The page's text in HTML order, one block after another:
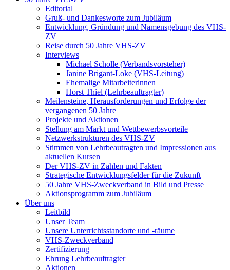
Editorial
Gruß- und Dankesworte zum Jubiläum
Entwicklung, Gründung und Namensgebung des VHS-
ZV
Reise durch 50 Jahre VHS-ZV
Interviews
Michael Scholle (Verbandsvorsteher)
Janine Brigant-Loke (VHS-Leitung)
Ehemalige Mitarbeiterinnen
Horst Thiel (Lehrbeauftragter)
Meilensteine, Herausforderungen und Erfolge der
vergangenen 50 Jahre
Projekte und Aktionen
Stellung am Markt und Wettbewerbsvorteile
Netzwerkstrukturen des VHS-ZV
Stimmen von Lehrbeautragten und Impressionen aus
aktuellen Kursen
Der VHS-ZV in Zahlen und Fakten
Strategische Entwicklungsfelder für die Zukunft
50 Jahre VHS-Zweckverband in Bild und Presse
Aktionsprogramm zum Jubiläum
Über uns
Leitbild
Unser Team
Unsere Unterrichtsstandorte und -räume
VHS-Zweckverband
Zertifizierung
Ehrung Lehrbeauftragter
Aktionen